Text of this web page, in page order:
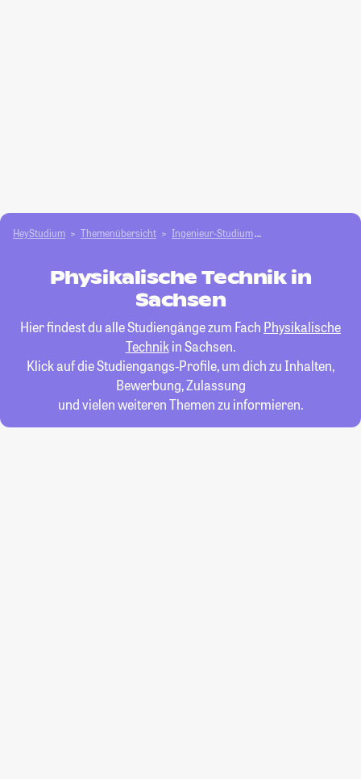
HeyStudium Themenübersicht Ingenieur-Studium
Physikalische Technik in
Sachsen
Hier findest du alle Studiengänge zum Fach Physikalische
Technikin Sachsen.
Klick auf die Studiengangs-Profile, um dich zu Inhalten,
Bewerbung, Zulassung
und vielen weiteren Themen zu informieren.